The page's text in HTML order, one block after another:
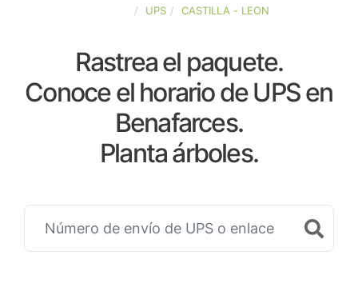
UPS CASTILLA - LEON
Rastrea el paquete.
Conoce el horario de UPS en
Benafarces.
Planta árboles.